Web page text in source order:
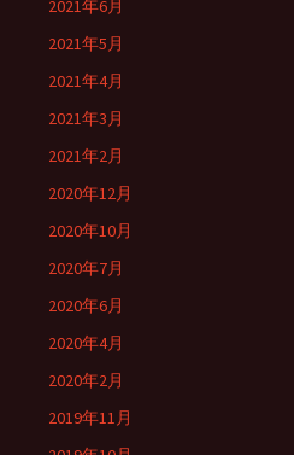
2021年6月
2021年5月
2021年4月
2021年3月
2021年2月
2020年12月
2020年10月
2020年7月
2020年6月
2020年4月
2020年2月
2019年11月